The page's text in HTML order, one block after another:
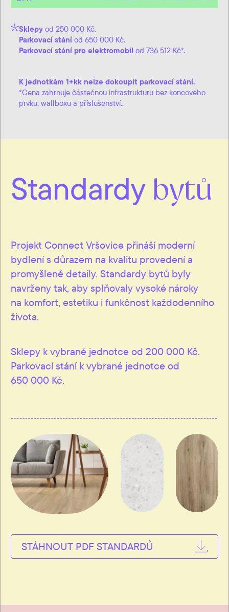
Sklepy od 250 000 Kč.
Parkovací stání od 650 000 Kč.
Parkovací stání pro elektromobil od 736 512 Kč*.
K jednotkám 1+kk nelze dokoupit parkovací stání.
*Cena zahrnuje částečnou infrastrukturu bez koncového
prvku, wallboxu a příslušenství..
Standardy bytů
Projekt Connect Vršovice přináší moderní
bydlení s důrazem na kvalitu provedení a
promyšlené detaily. Standardy bytů byly
navrženy tak, aby splňovaly vysoké nároky
na komfort, estetiku i funkčnost každodenního
života.
Sklepy k vybrané jednotce od 200 000 Kč.
Parkovací stání k vybrané jednotce od
650 000 Kč.
STÁHNOUT PDF STANDARDŮ